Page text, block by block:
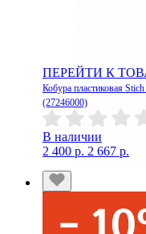
ПЕРЕЙТИ К
Кобура пластиковая
(27246000)
В наличии
2 400 р. 2 667 р.